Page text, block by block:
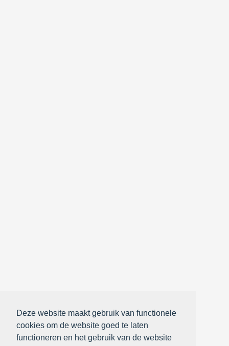
Deze website maakt gebruik van functionele
cookies om de website goed te laten
functioneren en het gebruik van de website